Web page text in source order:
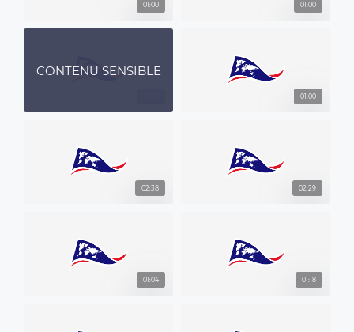
01:00 01:00
CONTENU SENSIBLE
01:00
02:38 02:29
01:04 01:18